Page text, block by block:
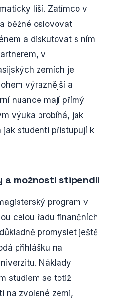
liší. Zatímco v
běžné oslovovat
a diskutovat s ním
v
zemích je
výraznější a
nuance mají přímý
výuka probíhá, jak
jak studenti přistupují k
a možnosti stipendií
program v
celou řadu finančních
promyslet ještě
přihlášku na
Náklady
studiem se totiž
na zvolené zemi,